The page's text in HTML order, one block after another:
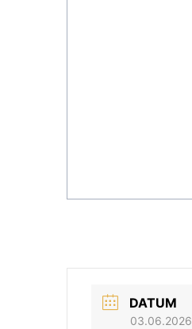
DATUM
03.06.2026